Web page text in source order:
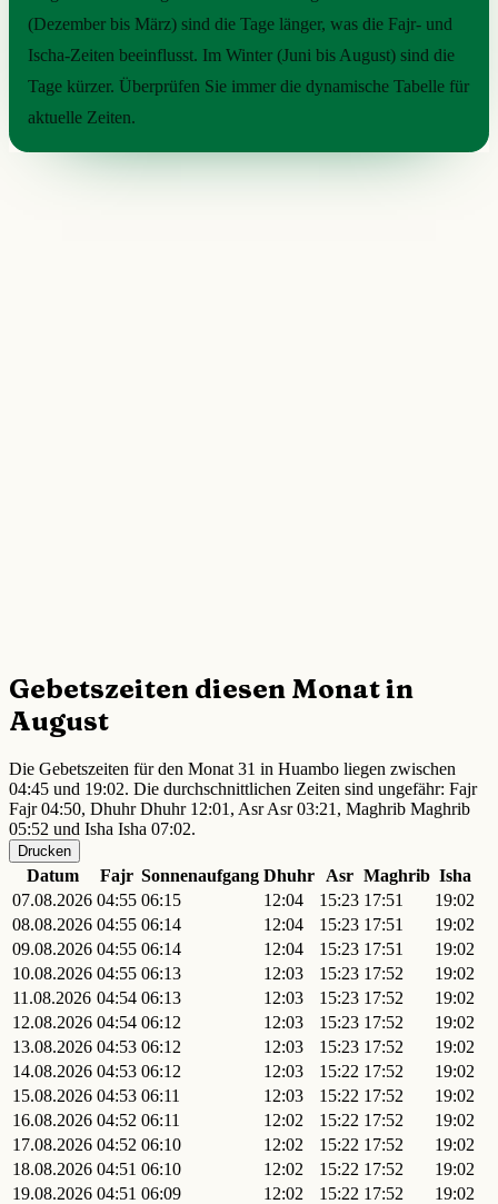
(Dezember bis März) sind die Tage länger, was die Fajr- und
Ischa-Zeiten beeinflusst. Im Winter (Juni bis August) sind die
Tage kürzer. Überprüfen Sie immer die dynamische Tabelle für
aktuelle Zeiten.
Gebetszeiten diesen Monat in
August
Die Gebetszeiten für den Monat 31 in Huambo liegen zwischen
04:45 und 19:02. Die durchschnittlichen Zeiten sind ungefähr: Fajr
Fajr 04:50, Dhuhr Dhuhr 12:01, Asr Asr 03:21, Maghrib Maghrib
05:52 und Isha Isha 07:02.
Drucken
Datum Fajr Sonnenaufgang Dhuhr Asr Maghrib Isha
07.08.2026 04:55 06:15 12:04 15:23 17:51
19:02
08.08.2026 04:55 06:14 12:04 15:23 17:51
19:02
09.08.2026 04:55 06:14 12:04 15:23 17:51
19:02
10.08.2026 04:55 06:13 12:03 15:23 17:52
19:02
11.08.2026 04:54 06:13 12:03 15:23 17:52
19:02
12.08.2026 04:54 06:12 12:03 15:23 17:52
19:02
13.08.2026 04:53 06:12 12:03 15:23 17:52
19:02
14.08.2026 04:53 06:12 12:03 15:22 17:52
19:02
15.08.2026 04:53 06:11 12:03 15:22 17:52
19:02
16.08.2026 04:52 06:11 12:02 15:22 17:52
19:02
17.08.2026 04:52 06:10 12:02 15:22 17:52
19:02
18.08.2026 04:51 06:10 12:02 15:22 17:52
19:02
19.08.2026 04:51 06:09 12:02 15:22 17:52
19:02